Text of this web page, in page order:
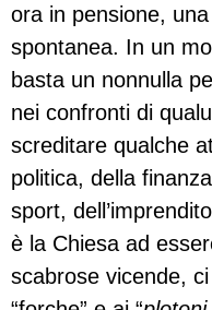
ora in pensione,
spontanea. In un
basta un nonnulla
nei confronti di
screditare qualche
politica, della
sport,
è la Chiesa ad
scabrose vicende,